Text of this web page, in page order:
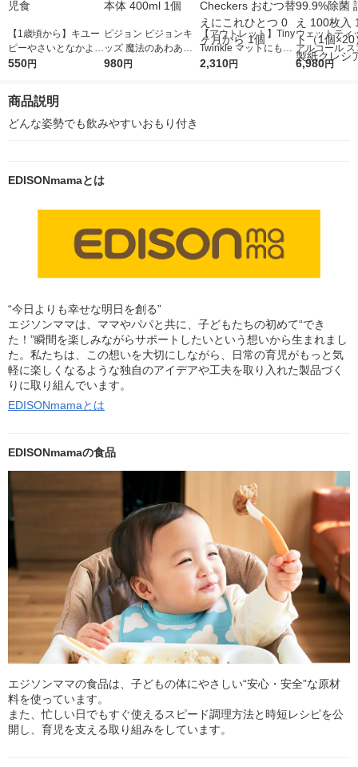
【1歳頃から】キユー
ピーやさいとなかよし
牛五目ごはんの素 3袋
550円
ピジョン ピジョンキ
ッズ 魔法のあわあわ
ボディソープ フラワ
980円
【アウトレット】Tiny
Twinkle マットにもな
るおむつポーチ Blue
2,310円
ウェットティ
アルコール
ィ パーフェク
6,980円
商品説明
どんな姿勢でも飲みやすいおもり付き
EDISONmamaとは
“今日よりも幸せな明日を創る”
エジソンママは、ママやパパと共に、子どもたちの初めて“でき
た！”瞬間を楽しみながらサポートしたいという想いから生まれまし
た。私たちは、この想いを大切にしながら、日常の育児がもっと気
軽に楽しくなるような独自のアイデアや工夫を取り入れた製品づく
りに取り組んでいます。
EDISONmamaとは
EDISONmamaの食品
エジソンママの食品は、子どもの体にやさしい“安心・安全”な原材
料を使っています。
また、忙しい日でもすぐ使えるスピード調理方法と時短レシピを公
開し、育児を支える取り組みをしています。